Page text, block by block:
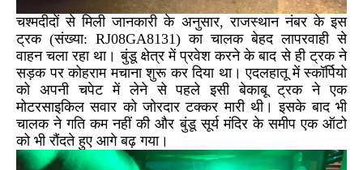
चश्मदीदों से मिली जानकारी के अनुसार, राजस्थान नंबर के इस
ट्रक (संख्या: RJ08GA8131) का चालक बेहद लापरवाही से
वाहन चला रहा था। बुंडू क्षेत्र में प्रवेश करने के बाद से ही ट्रक ने
सड़क पर कोहराम मचाना शुरू कर दिया था। एदलहातू में स्कॉर्पियो
को अपनी चपेट में लेने से पहले इसी बेकाबू ट्रक ने एक
मोटरसाइकिल सवार को जोरदार टक्कर मारी थी। इसके बाद भी
चालक ने गति कम नहीं की और बुंडू सूर्य मंदिर के समीप एक ऑटो
को भी रौंदते हुए आगे बढ़ गया।